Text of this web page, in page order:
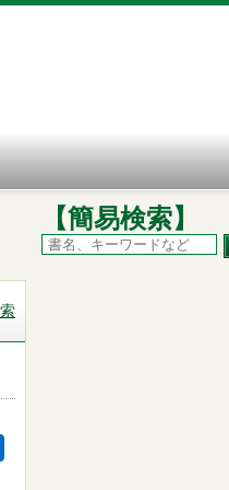
【簡易検索】